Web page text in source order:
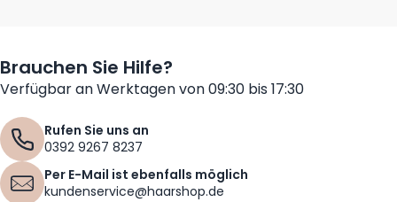
Brauchen Sie Hilfe?
Verfügbar an Werktagen von 09:30 bis 17:30
Rufen Sie uns an
0392 9267 8237
Per E-Mail ist ebenfalls möglich
kundenservice@haarshop.de